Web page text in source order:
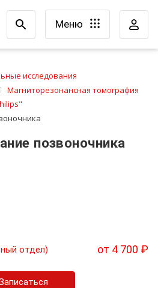
Меню
исследования
Магниторезонансная томография
позвоночника
отдел) от 4 700 ₽